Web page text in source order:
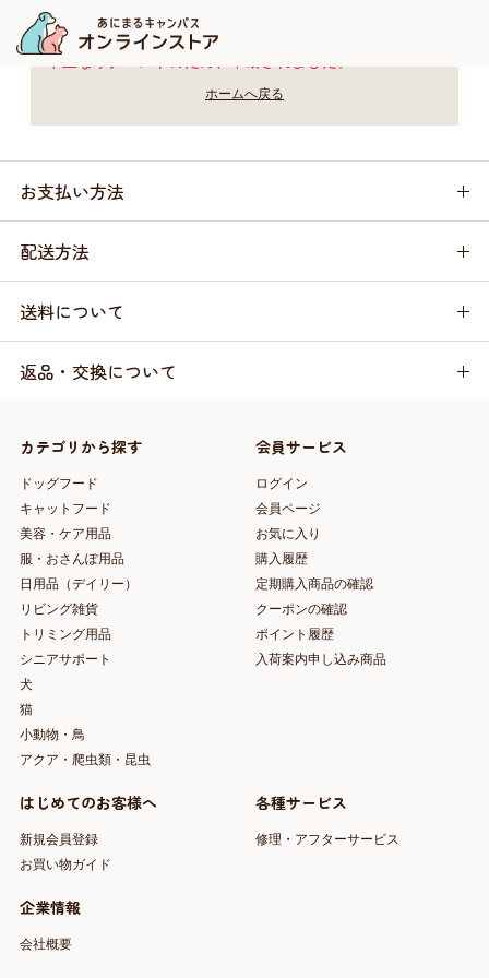
ホームへ戻る
お支払い方法
配送方法
送料について
返品・交換について
カテゴリから探す
ドッグフード
キャットフード
美容・ケア用品
服・おさんぽ用品
日用品（デイリー）
リビング雑貨
トリミング用品
シニアサポート
犬
猫
小動物・鳥
アクア・爬虫類・昆虫
会員サービス
ログイン
会員ページ
お気に入り
購入履歴
定期購入商品の確認
クーポンの確認
ポイント履歴
入荷案内申し込み商品
はじめてのお客様へ
新規会員登録
お買い物ガイド
各種サービス
修理・アフターサービス
企業情報
会社概要